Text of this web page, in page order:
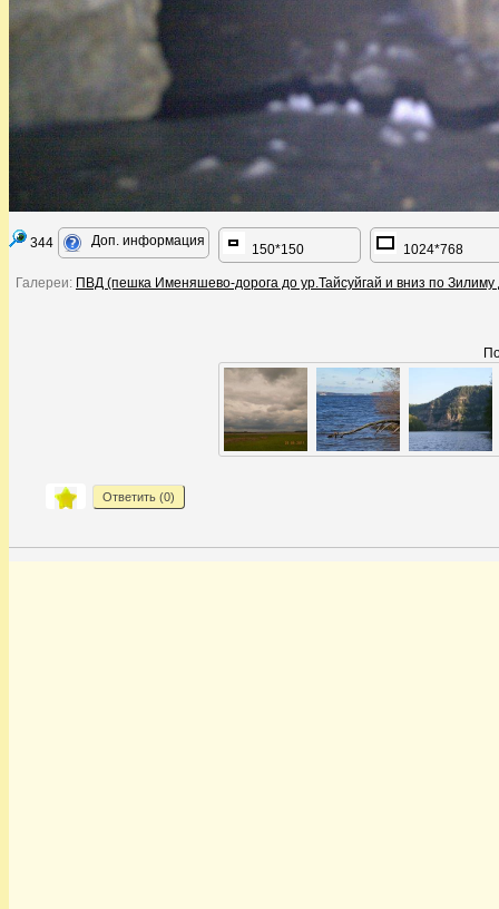
344 Доп. информация
150*150 1024*768
Галереи: ПВД (пешка Именяшево-дорога до ур.Тайсуйгай и вниз по
Ответить (0)